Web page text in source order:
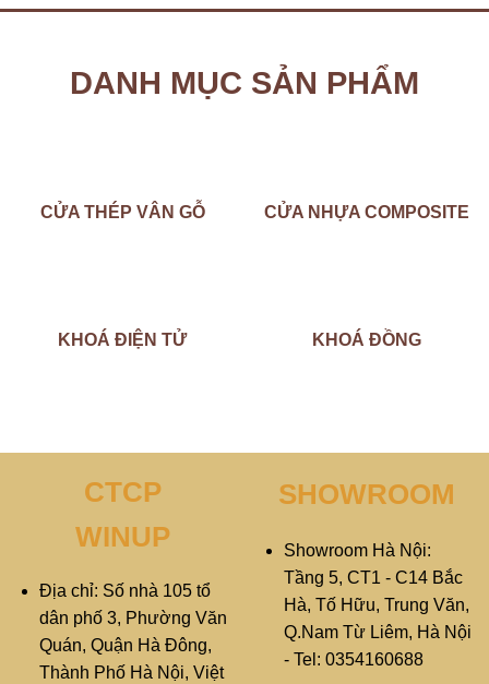
DANH MỤC SẢN PHẨM
CỬA THÉP VÂN GỖ CỬA NHỰA COMPOSITE
KHOÁ ĐIỆN TỬ KHOÁ ĐỒNG
CTCP
WINUP
Địa chỉ: Số nhà 105 tổ
dân phố 3, Phường Văn
Quán, Quận Hà Đông,
Thành Phố Hà Nội, Việt
SHOWROOM
Showroom Hà Nội:
Tầng 5, CT1 - C14 Bắc
Hà, Tố Hữu, Trung Văn,
Q.Nam Từ Liêm, Hà Nội
- Tel: 0354160688